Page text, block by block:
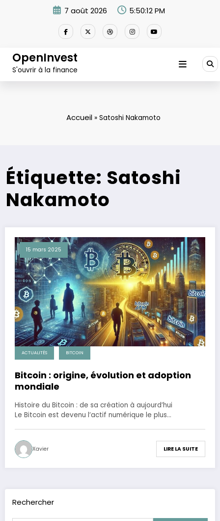
7 août 2026 5:50:12 PM
OpenInvest
S'ouvrir à la finance
Accueil» Satoshi Nakamoto
Étiquette: Satoshi
Nakamoto
15 mars 2025
ACTUALITÉS BITCOIN
Bitcoin : origine, évolution et adoption
mondiale
Histoire du Bitcoin : de sa création à aujourd’hui
Le Bitcoin est devenu l’actif numérique le plus…
Xavier LIRE LA SUITE
Rechercher